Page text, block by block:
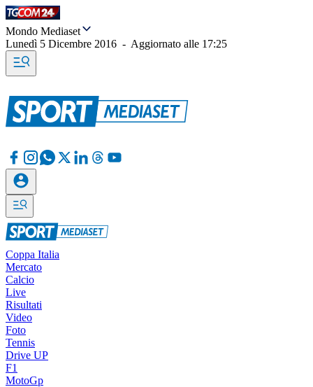
Mondo Mediaset
Lunedì 5 Dicembre 2016 - Aggiornato alle 17:25
Coppa Italia
Mercato
Calcio
Live
Risultati
Video
Foto
Tennis
Drive UP
F1
MotoGp